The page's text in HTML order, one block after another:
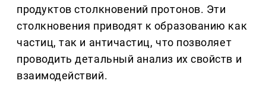
продуктов столкновений протонов. Эти
столкновения приводят к образованию как
частиц, так и античастиц, что позволяет
проводить детальный анализ их свойств и
взаимодействий.